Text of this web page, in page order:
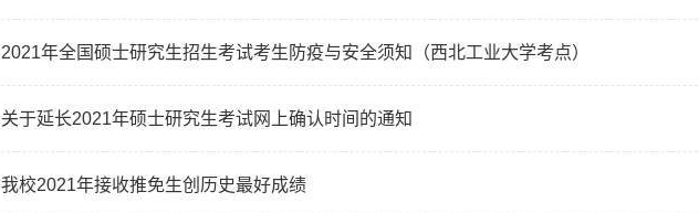
2021年全国硕士研究生招生考试考生防疫与安全须知（西北工业大学考点）
关于延长2021年硕士研究生考试网上确认时间的通知
我校2021年接收推免生创历史最好成绩